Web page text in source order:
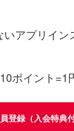
アプリイン
ポイント=1
登録（入会特典付